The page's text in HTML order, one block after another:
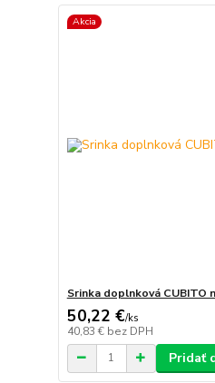
Akcia
Srinka doplnková CUBITO
50,22 €/ks
40,83 € bez DPH
Pridať